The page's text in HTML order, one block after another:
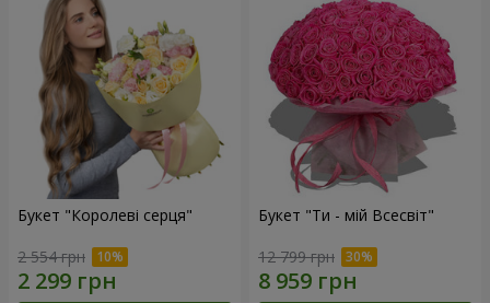
Букет "Королеві серця"
2 554 грн
Букет "Ти - мій Всесвіт"
12 799 грн